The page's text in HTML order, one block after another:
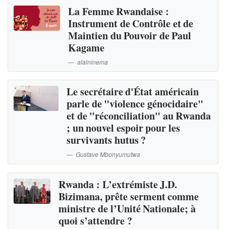
La Femme Rwandaise :
Instrument de Contrôle et de
Maintien du Pouvoir de Paul
Kagame
alaininema
Le secrétaire d'État américain
parle de "violence génocidaire"
et de "réconciliation" au Rwanda
; un nouvel espoir pour les
survivants hutus ?
Gustave Mbonyumutwa
Rwanda : L’extrémiste J.D.
Bizimana, prête serment comme
ministre de l’Unité Nationale; à
quoi s’attendre ?